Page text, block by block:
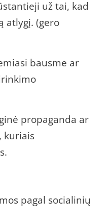
už tai, kad
atlygį. (gero
bausme ar
propaganda ar
kuriais
pagal socialinių